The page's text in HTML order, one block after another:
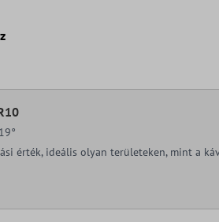
érték, ideális olyan területeken, mint a